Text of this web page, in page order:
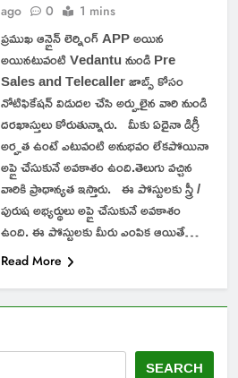
ago
0 1 mins
ప్రముఖ ఆన్లైన్ లెర్నింగ్ APP అయిన
అయినటువంటి Vedantu నుండి Pre
Sales and Telecaller జాబ్స్ కోసం
నోటిఫికేషన్ విడుదల చేసి అర్హులైన వారి నుండి
దరఖాస్తులు కోరుతున్నారు. మీకు ఏదైనా డిగ్రీ
అర్హత ఉంటే ఎటువంటి అనుభవం లేకపోయినా
అప్లై చేసుకునే అవకాశం ఉంది.తెలుగు వచ్చిన
వారికి ప్రాధాన్యత ఇస్తారు. ఈ పోస్టులకు స్త్రీ /
పురుష అభ్యర్థులు అప్లై చేసుకునే అవకాశం
ఉంది. ఈ పోస్టులకు మీరు ఎంపిక ఆయితే…
Read More
SEARCH